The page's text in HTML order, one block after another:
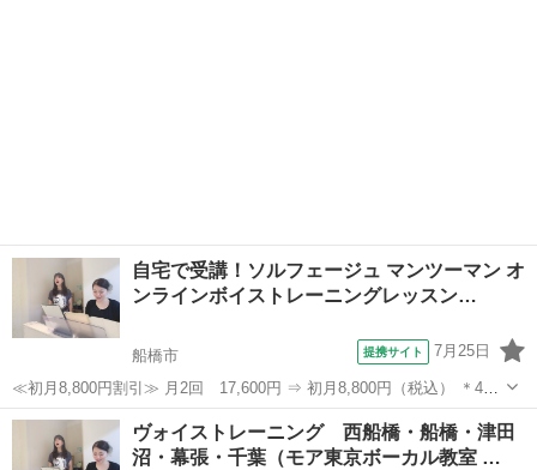
自宅で受講！ソルフェージュ マンツーマン オ
ンラインボイストレーニングレッスン…
船橋市 提携サイト 7月25日
≪初月8,800円割引≫ 月2回 17,600円 ⇒ 初月8,800円（税込） ＊45
分の講座 ＊予約制となります 2008年開校後、首都圏にて延べ5000人
以上が受講したミュージカル特化のボイストレーニングレッスンが、
千葉 船橋市 ボーカル
ヴォイストレーニング 西船橋・船橋・津田
沼・幕張・千葉（モア東京ボーカル教室 …